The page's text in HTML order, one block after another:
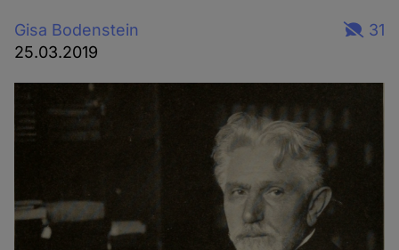
Gisa Bodenstein
25.03.2019
31